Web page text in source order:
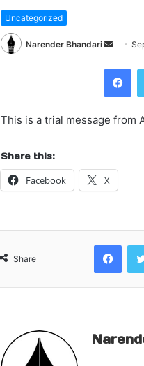
Uncategorized
Narender Bhandari
Send
email
This is a trial message from
Share this:
Facebook X
Share